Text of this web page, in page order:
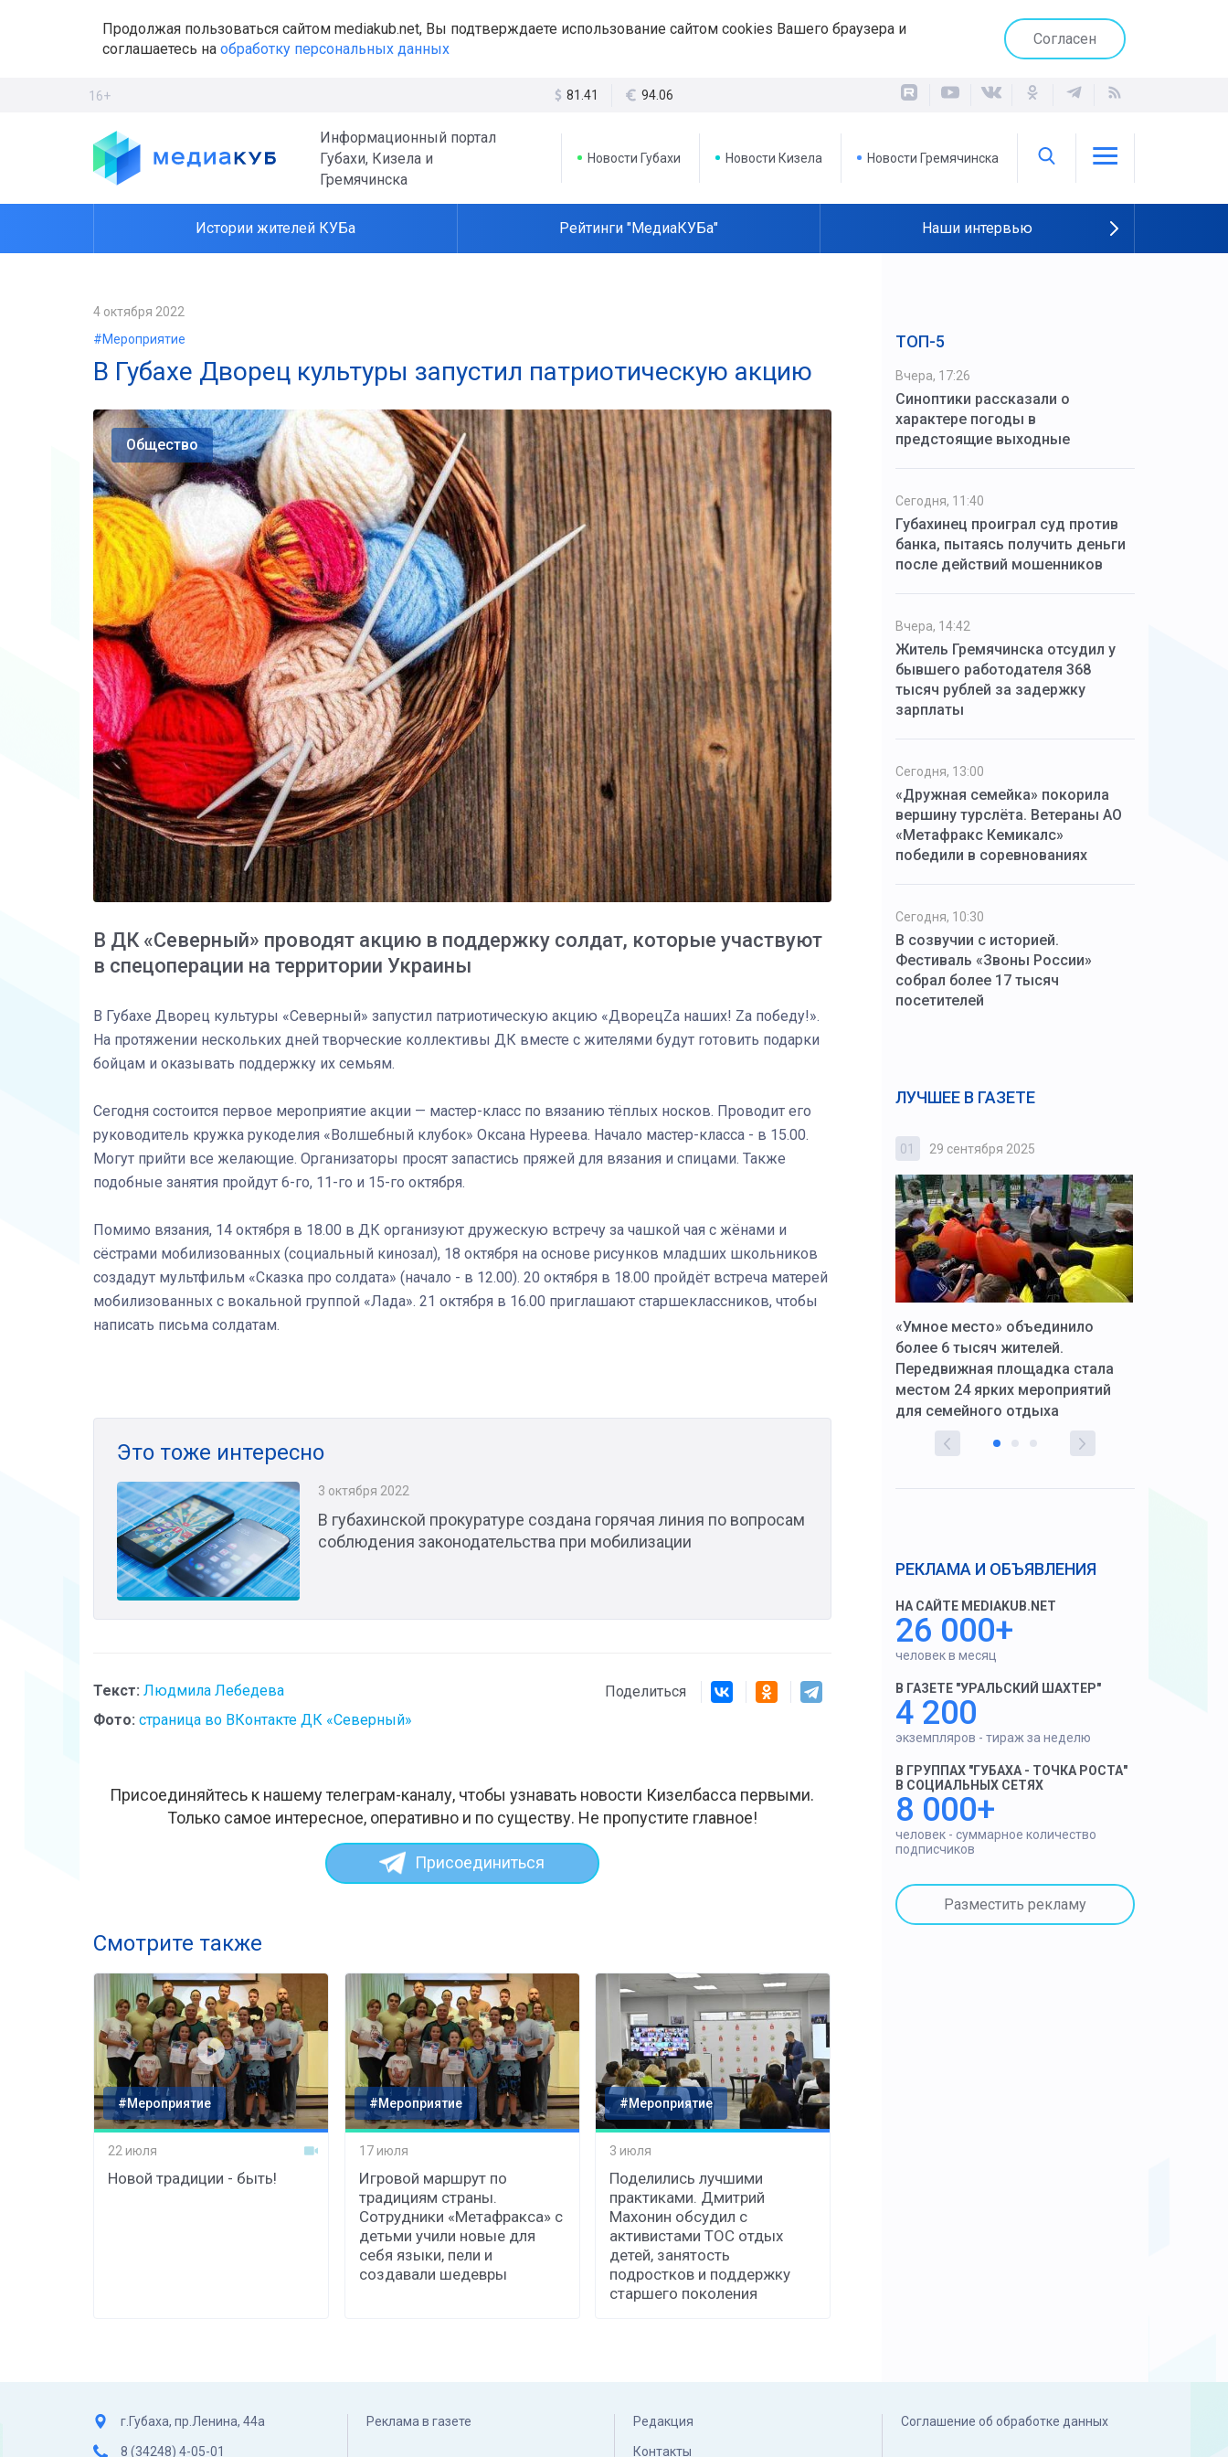
Продолжая пользоваться сайтом mediakub.net, Вы подтверждаете использование сайтом cookies Вашего браузера и
соглашаетесь на обработку персональных данных
Согласен
16+ 81.41 94.06
Информационный портал
Губахи, Кизела и
Гремячинска
Новости Губахи Новости Кизела Новости Гремячинска
Истории жителей КУБа Рейтинги "МедиаКУБа" Наши интервью
4 октября 2022
#Мероприятие
В Губахе Дворец культуры запустил патриотическую акцию
Общество
В ДК «Северный» проводят акцию в поддержку солдат, которые участвуют
в спецоперации на территории Украины
В Губахе Дворец культуры «Северный» запустил патриотическую акцию «ДворецZа наших! Zа победу!».
На протяжении нескольких дней творческие коллективы ДК вместе с жителями будут готовить подарки
бойцам и оказывать поддержку их семьям.
Сегодня состоится первое мероприятие акции — мастер-класс по вязанию тёплых носков. Проводит его
руководитель кружка рукоделия «Волшебный клубок» Оксана Нуреева. Начало мастер-класса - в 15.00.
Могут прийти все желающие. Организаторы просят запастись пряжей для вязания и спицами. Также
подобные занятия пройдут 6-го, 11-го и 15-го октября.
Помимо вязания, 14 октября в 18.00 в ДК организуют дружескую встречу за чашкой чая с жёнами и
сёстрами мобилизованных (социальный кинозал), 18 октября на основе рисунков младших школьников
создадут мультфильм «Сказка про солдата» (начало - в 12.00). 20 октября в 18.00 пройдёт встреча матерей
мобилизованных с вокальной группой «Лада». 21 октября в 16.00 приглашают старшеклассников, чтобы
написать письма солдатам.
Это тоже интересно
3 октября 2022
В губахинской прокуратуре создана горячая линия по вопросам
соблюдения законодательства при мобилизации
Текст: Людмила Лебедева
Фото: страница во ВКонтакте ДК «Северный»
Поделиться
Присоединяйтесь к нашему телеграм-каналу, чтобы узнавать новости Кизелбасса первыми.
Только самое интересное, оперативно и по существу. Не пропустите главное!
Присоединиться
Смотрите также
#Мероприятие
22 июля
Новой традиции - быть!
#Мероприятие
17 июля
Игровой маршрут по
традициям страны.
Сотрудники «Метафракса» с
детьми учили новые для
себя языки, пели и
создавали шедевры
#Мероприятие
3 июля
Поделились лучшими
практиками. Дмитрий
Махонин обсудил с
активистами ТОС отдых
детей, занятость
подростков и поддержку
старшего поколения
ТОП-5
Вчера, 17:26
Синоптики рассказали о
характере погоды в
предстоящие выходные
Сегодня, 11:40
Губахинец проиграл суд против
банка, пытаясь получить деньги
после действий мошенников
Вчера, 14:42
Житель Гремячинска отсудил у
бывшего работодателя 368
тысяч рублей за задержку
зарплаты
Сегодня, 13:00
«Дружная семейка» покорила
вершину турслёта. Ветераны АО
«Метафракс Кемикалс»
победили в соревнованиях
Сегодня, 10:30
В созвучии с историей.
Фестиваль «Звоны России»
собрал более 17 тысяч
посетителей
ЛУЧШЕЕ В ГАЗЕТЕ
01 29 сентября 2025
«Умное место» объединило
более 6 тысяч жителей.
Передвижная площадка стала
местом 24 ярких мероприятий
для семейного отдыха
РЕКЛАМА И ОБЪЯВЛЕНИЯ
НА САЙТЕ MEDIAKUB.NET
26 000+
человек в месяц
В ГАЗЕТЕ "УРАЛЬСКИЙ ШАХТЕР"
4 200
экземпляров - тираж за неделю
В ГРУППАХ "ГУБАХА - ТОЧКА РОСТА"
В СОЦИАЛЬНЫХ СЕТЯХ
8 000+
человек - суммарное количество
подписчиков
Разместить рекламу
г.Губаха, пр.Ленина, 44а
8 (34248) 4-05-01
Реклама в газете Редакция
Контакты
Соглашение об обработке данных